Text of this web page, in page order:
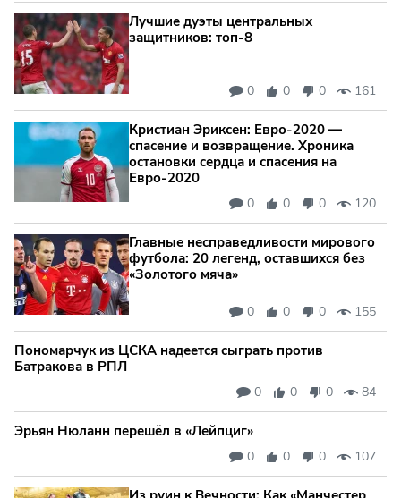
Лучшие дуэты центральных
защитников: топ‑8
0 0 0 161
Кристиан Эриксен: Евро‑2020 —
спасение и возвращение. Хроника
остановки сердца и спасения на
Евро‑2020
0 0 0 120
Главные несправедливости мирового
футбола: 20 легенд, оставшихся без
«Золотого мяча»
0 0 0 155
Пономарчук из ЦСКА надеется сыграть против
Батракова в РПЛ
0 0 0 84
Эрьян Нюланн перешёл в «Лейпциг»
0 0 0 107